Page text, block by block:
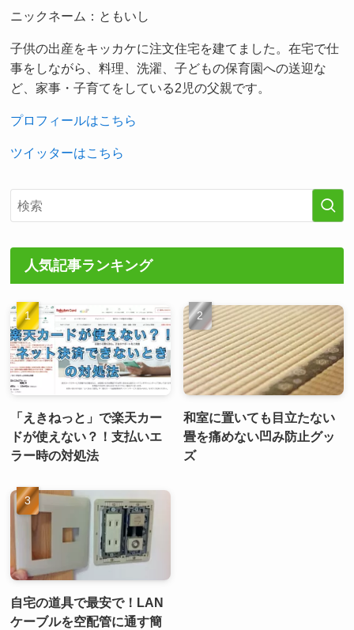
ニックネーム：ともいし
子供の出産をキッカケに注文住宅を建てました。在宅で仕
事をしながら、料理、洗濯、子どもの保育園への送迎な
ど、家事・子育てをしている2児の父親です。
プロフィールはこちら
ツイッターはこちら
人気記事ランキング
「えきねっと」で楽天カー
ドが使えない？！支払いエ
ラー時の対処法
和室に置いても目立たない
畳を痛めない凹み防止グッ
ズ
自宅の道具で最安で！LAN
ケーブルを空配管に通す簡